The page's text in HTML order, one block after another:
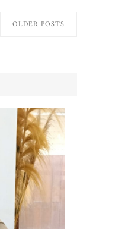
OLDER POSTS